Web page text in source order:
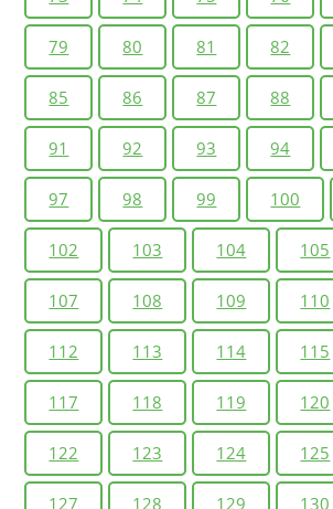
79 80 81 82
85 86 87 88
91 92 93 94
97 98 99 100
102 103 104 105
107 108 109 110
112 113 114 115
117 118 119 120
122 123 124 125
127 128 129 130